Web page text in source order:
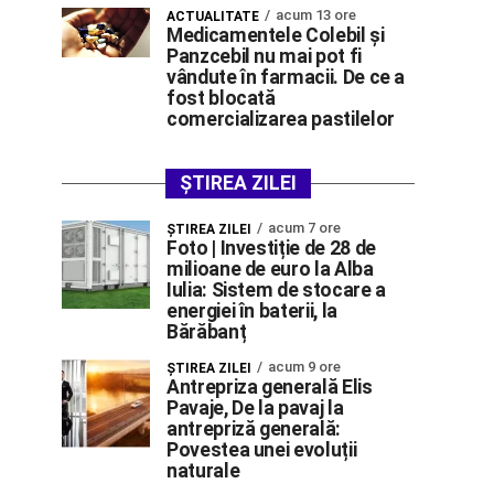
ACTUALITATE acum 13 ore
Medicamentele Colebil și
Panzcebil nu mai pot fi
vândute în farmacii. De ce a
fost blocată
comercializarea pastilelor
ȘTIREA ZILEI
ŞTIREA ZILEI acum 7 ore
Foto | Investiție de 28 de
milioane de euro la Alba
Iulia: Sistem de stocare a
energiei în baterii, la
Bărăbanț
ŞTIREA ZILEI acum 9 ore
Antrepriza generală Elis
Pavaje, De la pavaj la
antrepriză generală:
Povestea unei evoluții
naturale